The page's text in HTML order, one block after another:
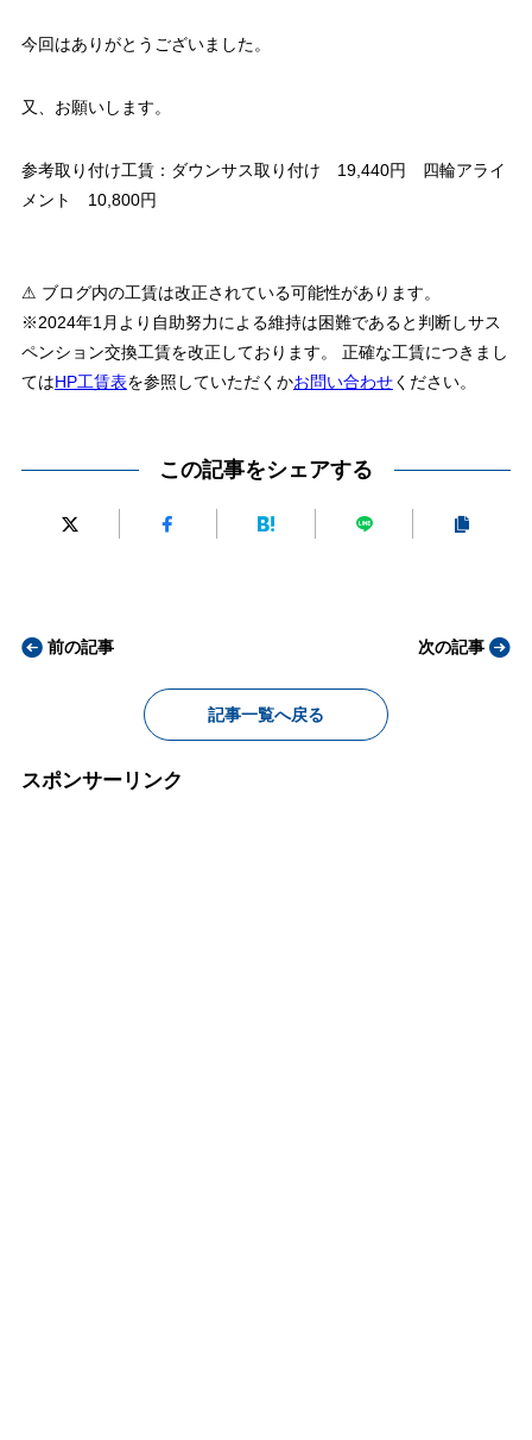
今回はありがとうございました。
又、お願いします。
参考取り付け工賃：ダウンサス取り付け 19,440円 四輪アライ
メント 10,800円
⚠ ブログ内の工賃は改正されている可能性があります。
※2024年1月より自助努力による維持は困難であると判断しサス
ペンション交換工賃を改正しております。 正確な工賃につきまし
てはHP工賃表を参照していただくかお問い合わせください。
この記事をシェアする
前の記事
記事一覧へ戻る
次の記事
スポンサーリンク